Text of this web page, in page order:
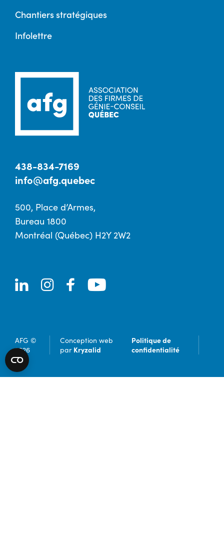
Chantiers stratégiques
Infolettre
438-834-7169
info@afg.quebec
500, Place d’Armes,
Bureau 1800
Montréal (Québec) H2Y 2W2
AFG ©
2026
Conception web
par Kryzalid
Politique de
confidentialité